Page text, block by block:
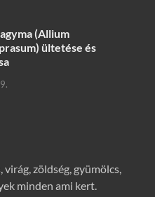
(Allium
ültetése és
zöldség, gyümölcs,
minden ami kert.